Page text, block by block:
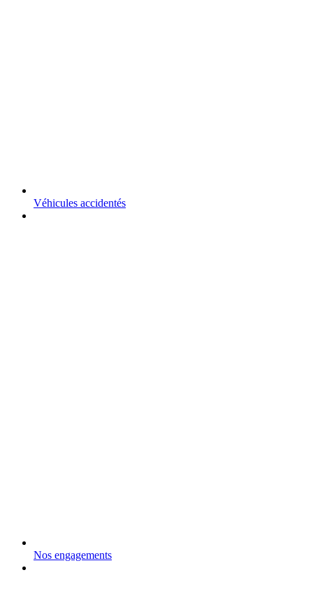
Véhicules accidentés
Nos engagements